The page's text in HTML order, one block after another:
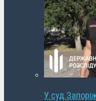
У суд